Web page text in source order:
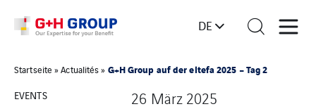
DE
Startseite »Actualités» G+H Group auf der eltefa 2025 – Tag 2
EVENTS
26 März 2025